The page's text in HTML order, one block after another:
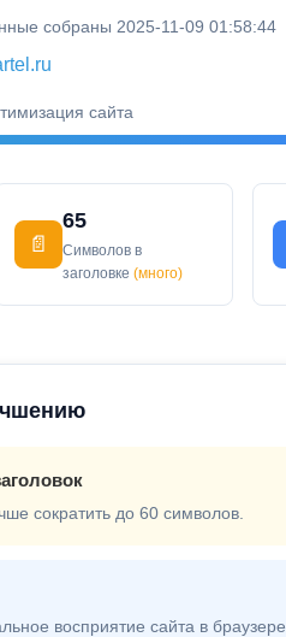
собраны 2025-11-09 01:58:44
сайта
📄
65
Символов в
заголовке(много)
сократить до 60 символов.
восприятие сайта в браузере.